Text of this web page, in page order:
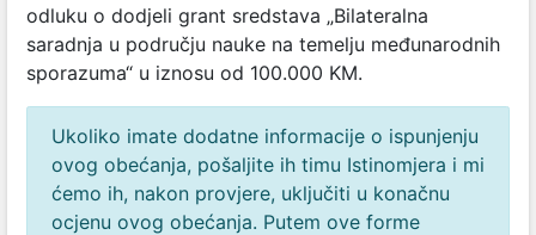
odluku o dodjeli grant sredstava „Bilateralna
saradnja u području nauke na temelju međunarodnih
sporazuma“ u iznosu od 100.000 KM.
Ukoliko imate dodatne informacije o ispunjenju
ovog obećanja, pošaljite ih timu Istinomjera i mi
ćemo ih, nakon provjere, uključiti u konačnu
ocjenu ovog obećanja. Putem ove forme